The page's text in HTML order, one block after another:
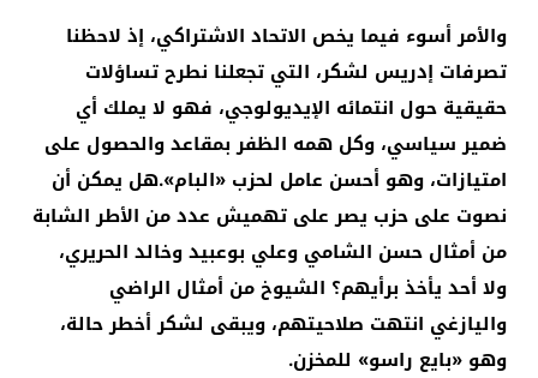
والأمر أسوء فيما يخص الاتحاد الاشتراكي، إذ لاحظنا
تصرفات إدريس لشكر، التي تجعلنا نطرح تساؤلات
حقيقية حول انتمائه الإيديولوجي، فهو لا يملك أي
ضمير سياسي، وكل همه الظفر بمقاعد والحصول على
امتيازات، وهو أحسن عامل لحزب «البام».هل يمكن أن
نصوت على حزب يصر على تهميش عدد من الأطر الشابة
من أمثال حسن الشامي وعلي بوعبيد وخالد الحريري،
ولا أحد يأخذ برأيهم؟ الشيوخ من أمثال الراضي
واليازغي انتهت صلاحيتهم، ويبقى لشكر أخطر حالة،
وهو «بايع راسو» للمخزن.